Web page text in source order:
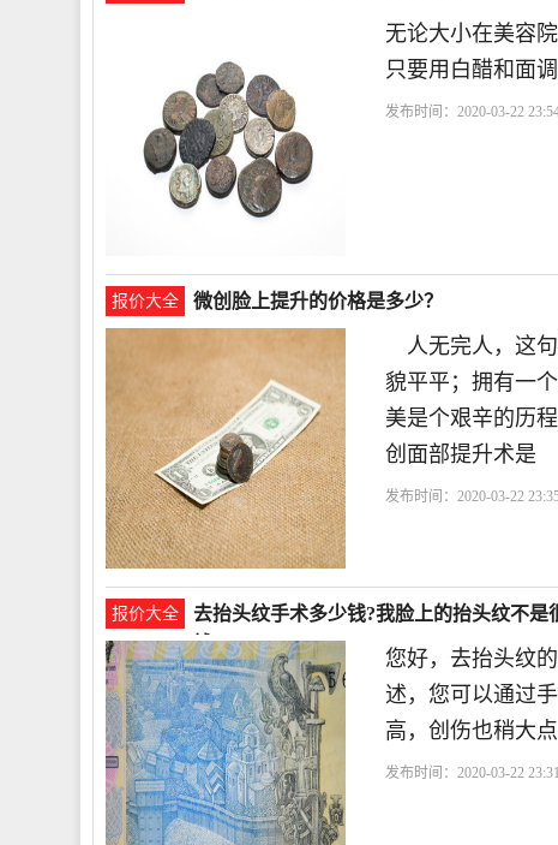
无论大小在美容
只要用白醋和面
发布时间：2020-03-22
报价大全 微创脸上提升的价格是多少？
人无完人，这句
貌平平；拥有一
美是个艰辛的历
创面部提升术是
发布时间：2020-03-22
报价大全
去抬头纹手术多少钱?我脸上的抬头纹不
钱？
您好，去抬头纹
述，您可以通过
高，创伤也稍大
发布时间：2020-03-22